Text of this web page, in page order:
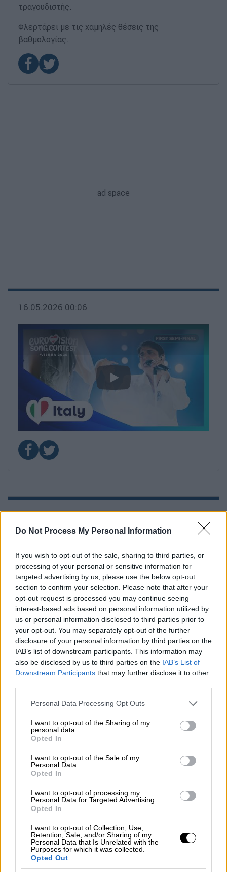
Do Not Process My Personal Information
If you wish to opt-out of the sale, sharing to third parties, or
processing of your personal or sensitive information for
targeted advertising by us, please use the below opt-out
section to confirm your selection. Please note that after your
opt-out request is processed you may continue seeing
interest-based ads based on personal information utilized by
us or personal information disclosed to third parties prior to
your opt-out. You may separately opt-out of the further
disclosure of your personal information by third parties on the
IAB’s list of downstream participants. This information may
also be disclosed by us to third parties on the IAB’s List of
Downstream Participants that may further disclose it to other
Please note that this website/app uses one or more Google
not limited to your visit or usage behaviour. You may click to
grant or deny consent to Google and its third-party tags to
use your data for below specified purposes in below Google
consent section.
Personal Data Processing Opt Outs
I want to opt-out of the Sharing of my
personal data.
Opted In
I want to opt-out of the Sale of my
Personal Data.
Opted In
I want to opt-out of processing my
Personal Data for Targeted Advertising.
Opted In
I want to opt-out of Collection, Use,
Retention, Sale, and/or Sharing of my
Personal Data that Is Unrelated with the
Purposes for which it was collected.
Opted Out
τραγουδιστής.
Φλερτάρει με τις χαμηλές θέσεις της
βαθμολογίας.
16.05.2026 00:06
video
16.05.2026 00:06
22. Ιταλία - Sal Da Vinci - Per Sempre Si
ΠΑΙΔΙΑ ΘΕΛΩ ΝΑ ΠΑΝΤΡΕΥΤΩ!
Είμαι σίγουρος ότι αύριο θα το αγαπήσετε και
εσείς.
Ο Sal κάνει χαμό στο στάδιο, αν και φωνητικά
κάπως κόλλησε.
Η Ιταλία θα είναι ψηλά στο Top10 και σήμερα και
αύριο.
16.05.2026 00:02